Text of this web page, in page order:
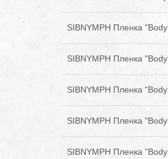
SIBNYMPH Пленка
SIBNYMPH Пленка
SIBNYMPH Пленка
SIBNYMPH Пленка
SIBNYMPH Пленка